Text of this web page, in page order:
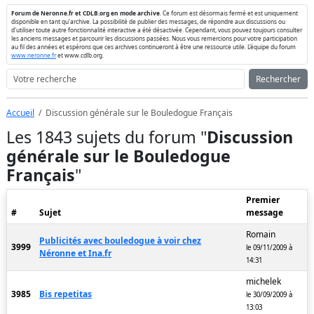
Forum de Neronne.fr et CDLB.org en mode archive . Ce forum est désormais fermé et est uniquement
disponible en tant qu'archive. La possibilité de publier des messages, de répondre aux discussions ou
d'utiliser toute autre fonctionnalité interactive a été désactivée. Cependant, vous pouvez toujours consulter
les anciens messages et parcourir les discussions passées. Nous vous remercions pour votre participation
au fil des années et espérons que ces archives continueront à être une ressource utile. L'équipe du forum
www.neronne.fret www.cdlb.org.
Rechercher
Accueil Discussion générale sur le Bouledogue Français
Les 1843 sujets du forum "Discussion
générale sur le Bouledogue
Français"
# Sujet
Premier
message
3999
Publicités avec bouledogue à voir chez
Néronne et Ina.fr
Romain
le 09/11/2009 à
14:31
3985 Bis repetitas
michelek
le 30/09/2009 à
13:03